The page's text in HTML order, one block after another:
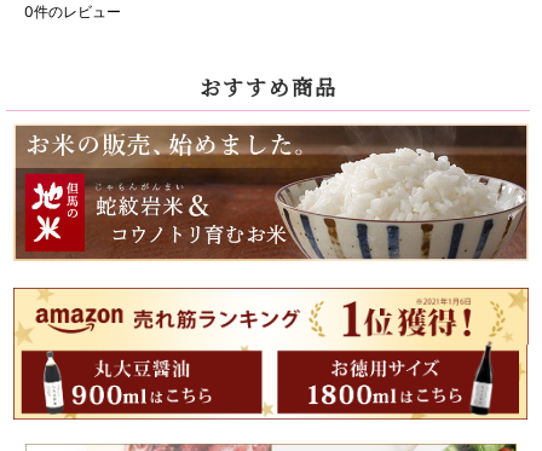
0件のレビュー
おすすめ商品